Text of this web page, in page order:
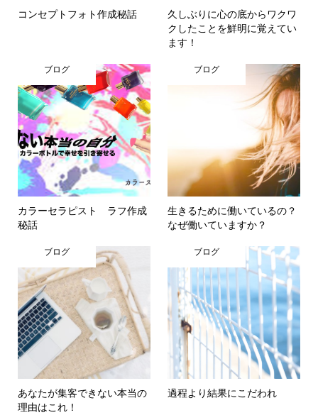
コンセプトフォト作成秘話
久しぶりに心の底からワクワ
クしたことを鮮明に覚えてい
ます！
ブログ
カラーセラピスト ラフ作成
秘話
ブログ
生きるために働いているの？
なぜ働いていますか？
ブログ
あなたが集客できない本当の
理由はこれ！
ブログ
過程より結果にこだわれ